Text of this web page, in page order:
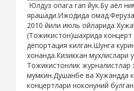
Юлдуз опага гап йук.Бу аёл
ярашади.Ижодида
2010 йили июль ойларида
(Тожикистон)шахрида концерт
депортация килган.Шунга
хонанда.Кизиккан мухлислари
Тожикистонлик
мумкин.Душанбе ва Хужандда
концертлари ноконуний